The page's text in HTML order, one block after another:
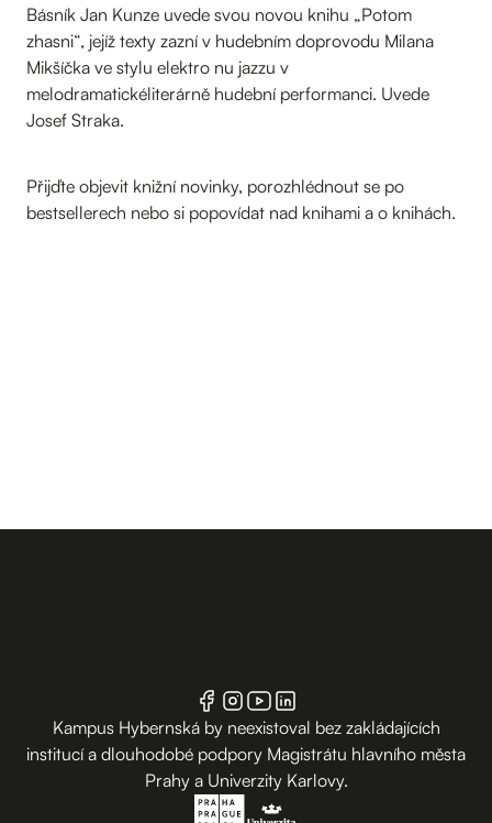
Básník Jan Kunze uvede svou novou knihu „Potom
zhasni“, jejíž texty zazní v hudebním doprovodu Milana
Mikšíčka ve stylu elektro nu jazzu v
melodramatickéliterárně hudební performanci. Uvede
Josef Straka.
Přijďte objevit knižní novinky, porozhlédnout se po
bestsellerech nebo si popovídat nad knihami a o knihách.
Kampus Hybernská by neexistoval bez zakládajících
institucí a dlouhodobé podpory Magistrátu hlavního města
Prahy a Univerzity Karlovy.